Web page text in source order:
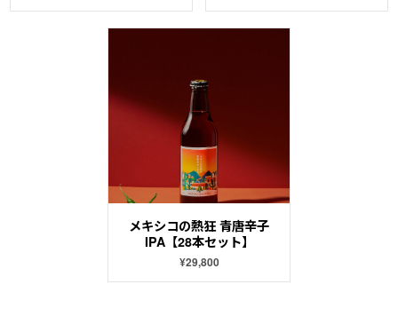
メキシコの熱狂 青唐辛子
IPA【28本セット】
¥29,800